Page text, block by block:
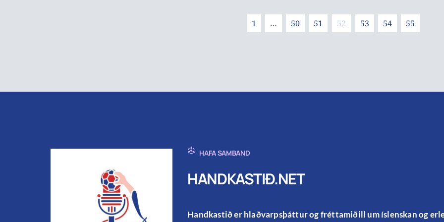
1 … 50 51 52 53 54 55
HAFA SAMBAND
HANDKASTIÐ.NET
Handkastið er hlaðvarpsþáttur og fréttamiðill um íslenskan og